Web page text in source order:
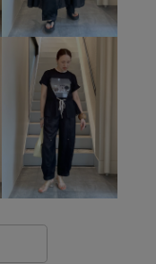
ベビーピンク
テル マニッシュ
ックス感 リング
布帛 快適
水素材 旅行
薄手 長財布